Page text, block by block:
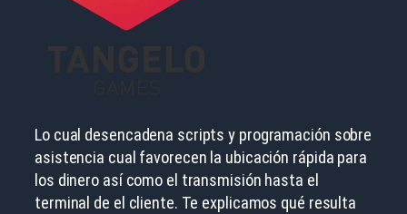
Lo cual desencadena scripts y programación sobre
asistencia cual favorecen la ubicación rápida para
los dinero así­ como el transmisión hasta el
terminal de el cliente. Te explicamos qué resulta